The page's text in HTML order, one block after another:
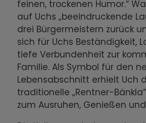
feinen, trockenen Humor.“
auf Uchs „beeindruckende
drei Bürgermeistern zurück
sich für Uchs Beständigkeit,
tiefe Verbundenheit zur
Familie. Als Symbol für den
Lebensabschnitt erhielt Uch
traditionelle „Rentner-
zum Ausruhen, Genießen